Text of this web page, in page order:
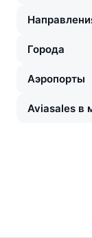
Города
Аэропорты
Aviasales в